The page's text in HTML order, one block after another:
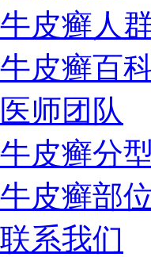
牛皮癣人
牛皮癣百
医师团队
牛皮癣分型
牛皮癣部位
联系我们